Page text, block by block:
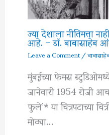
ज्या देशाला नीतिमत्ता
आहे. – डॉ. बाबासाहेब
Leave a Comment/
मुंबईच्या फेमस
जानेवारी 1954 रोजी
फुले’* या चित्रपटाच्या
मोठ्या…